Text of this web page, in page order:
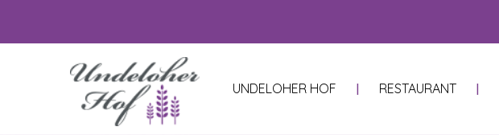
UNDELOHER HOF RESTAURANT